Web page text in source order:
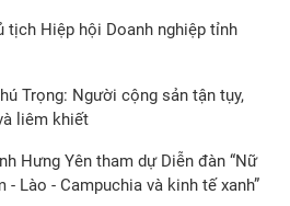
tịch Hiệp hội Doanh nghiệp tỉnh
Trọng: Người cộng sản tận tụy,
liêm khiết
Hưng Yên tham dự Diễn đàn “Nữ
- Lào - Campuchia và kinh tế xanh”